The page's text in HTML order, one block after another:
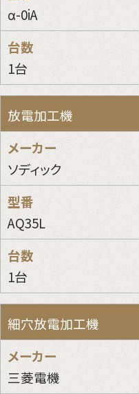
α-0iA
1台
放電加工機
ソディック
AQ35L
1台
細穴放電加工機
三菱電機